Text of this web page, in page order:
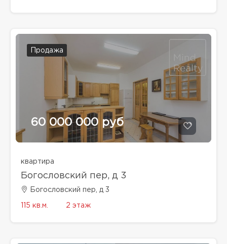
Продажа
60 000 000 руб
квартира
Богословский пер, д 3
Богословский пер, д 3
115 кв.м. 2 этаж